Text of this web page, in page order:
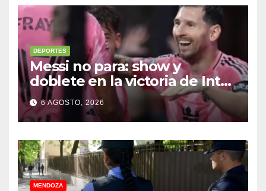
DEPORTES
Messi no para: show y
doblete en la victoria de Inter
Miami
6 AGOSTO, 2026
MENDOZA